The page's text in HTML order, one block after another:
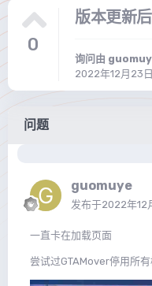
0
版本更新
询问由
2022年12月23日
问题
guomuye
发布于2022年12
一直卡在加载页面
尝试过GTAMover停用所